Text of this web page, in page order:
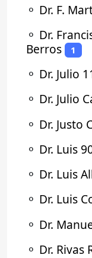
⚬ Dr. F.
⚬ Dr.
Berros
1
⚬ Dr. Julio
⚬ Dr. Julio
⚬ Dr. Justo
⚬ Dr. Luis
⚬ Dr. Luis
⚬ Dr. Luis
⚬ Dr.
⚬ Dr. Rivas